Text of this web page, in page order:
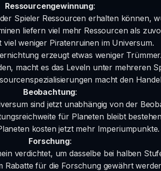
Ressourcengewinnung:
Spieler Ressourcen erhalten können,
liefern viel mehr Ressourcen als
viel weniger Piratenruinen im Universum.
erzeugt etwas weniger Trümmer.
macht es das Leveln unter mehreren
macht den
Beobachtung:
sind jetzt unabhängig von der
für Planeten bleibt
kosten jetzt mehr Imperiumpunkte.
Forschung:
verdichtet, um dasselbe bei halben
Rabatte für die Forschung gewährt